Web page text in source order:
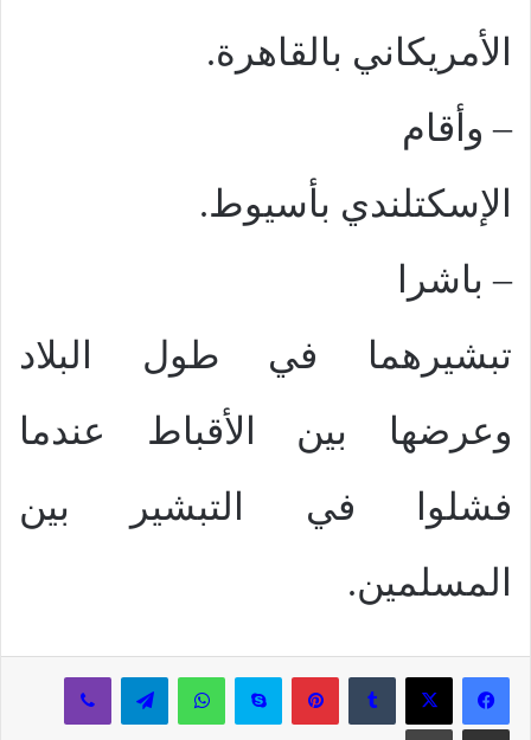
الأمريكاني بالقاهرة.
–وأقام
الإسكتلندي بأسيوط.
–باشرا
تبشيرهما في طول البلاد
وعرضها بين الأقباط عندما
فشلوا في التبشير بين
المسلمين.
بينتيريستسكايب واتساب تيلقرام ڤايبر
مشاركة عبر البريد طباعة